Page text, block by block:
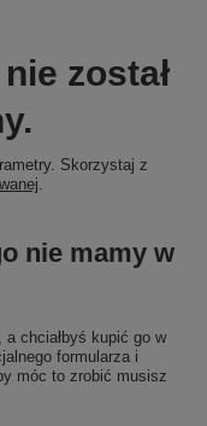
został
Skorzystaj z
.
nie mamy w
chciałbyś kupić go w
formularza i
móc to zrobić musisz